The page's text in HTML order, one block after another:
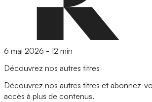
6 mai 2026 - 12 min
Découvrez nos autres titres
Découvrez nos autres titres et abonnez-
accès à plus de contenus.